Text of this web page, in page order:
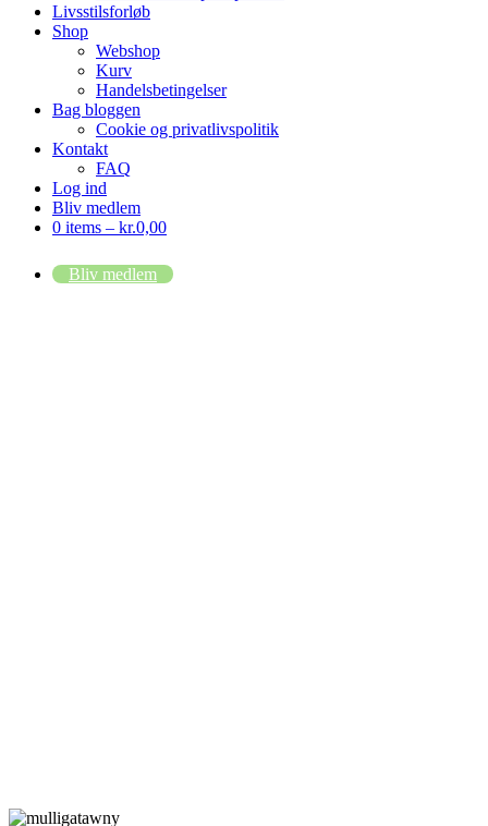
Livsstilsforløb
Shop
Webshop
Kurv
Handelsbetingelser
Bag bloggen
Cookie og privatlivspolitik
Kontakt
FAQ
Log ind
Bliv medlem
0 items – kr.0,00
Bliv medlem